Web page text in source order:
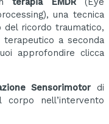
una tecnica
ricordo traumatico,
terapeutico a seconda
approfondire clicca
Sensorimotor di
nell’intervento